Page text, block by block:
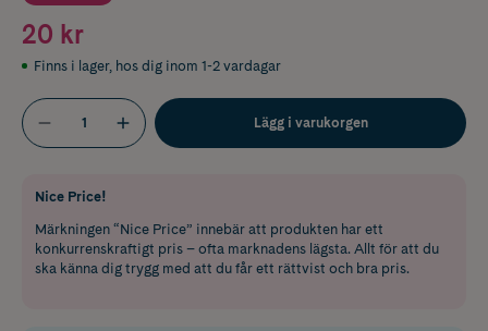
20 kr
Finns i lager, hos dig inom 1-2 vardagar
Lägg i varukorgen
Nice Price!
Märkningen “Nice Price” innebär att produkten har ett
konkurrenskraftigt pris – ofta marknadens lägsta. Allt för att du
ska känna dig trygg med att du får ett rättvist och bra pris.